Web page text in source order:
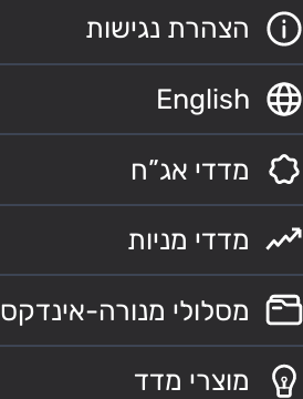
הצהרת נגישות
English
מדדי אג”ח
מדדי מניות
מסלולי מנורה-אינדקס
מוצרי מדד